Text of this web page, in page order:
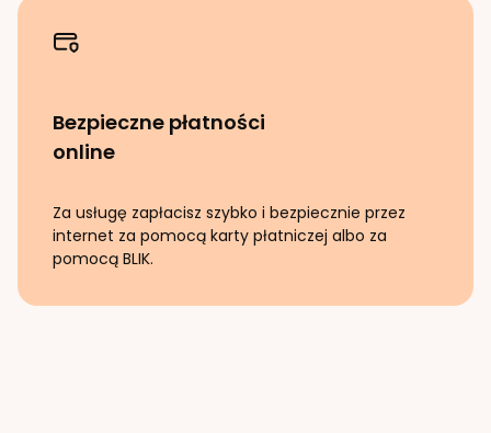
Bezpieczne płatności
online
Za usługę zapłacisz szybko i bezpiecznie przez
internet za pomocą karty płatniczej albo za
pomocą BLIK.